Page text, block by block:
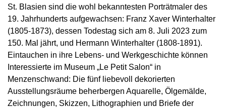
St. Blasien sind die wohl bekanntesten Porträtmaler des
19. Jahrhunderts aufgewachsen: Franz Xaver Winterhalter
(1805-1873), dessen Todestag sich am 8. Juli 2023 zum
150. Mal jährt, und Hermann Winterhalter (1808-1891).
Eintauchen in ihre Lebens- und Werkgeschichte können
Interessierte im Museum „Le Petit Salon“ in
Menzenschwand: Die fünf liebevoll dekorierten
Ausstellungsräume beherbergen Aquarelle, Ölgemälde,
Zeichnungen, Skizzen, Lithographien und Briefe der